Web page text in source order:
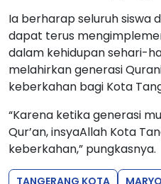
Ia berharap seluruh siswa
dapat terus
dalam kehidupan sehari-
melahirkan generasi
keberkahan bagi Kota
“Karena ketika generasi
Qur’an, insyaAllah Kota
keberkahan,” pungkasnya.